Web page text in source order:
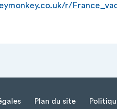
r/
Plan du site